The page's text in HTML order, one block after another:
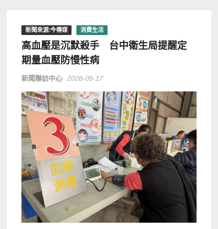
新聞來源:今傳媒 消費生活
高血壓是沉默殺手 台中衛生局提醒定
期量血壓防慢性病
新聞聯訪中心 2026-05-17